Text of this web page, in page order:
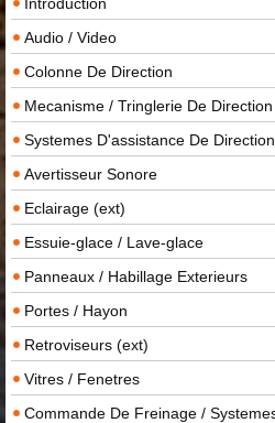
Audio / Video
Colonne De Direction
Mecanisme / Tringlerie De Direction
Systemes D'assistance De Direction
Avertisseur Sonore
Eclairage (ext)
Essuie-glace / Lave-glace
Panneaux / Habillage Exterieurs
Portes / Hayon
Retroviseurs (ext)
Vitres / Fenetres
Commande De Freinage /